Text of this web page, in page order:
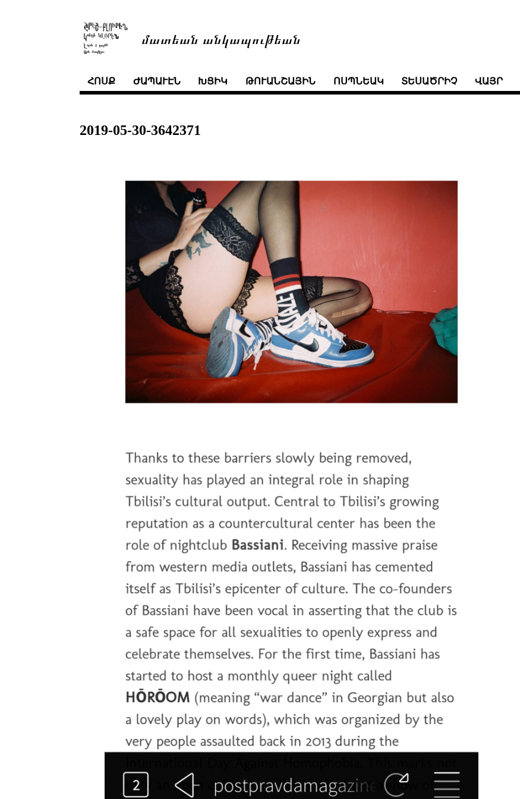
մատեան անկապութեան
ՀՈՍՔ ԺԱՊԱՒԷՆ ԽՑԻԿ ԹՈՒԱՆՇԱՅԻՆ ՈՍՊՆԵԱԿ ՏԵՍԱԾՐԻՉ ՎԱՅՐ
2019-05-30-3642371